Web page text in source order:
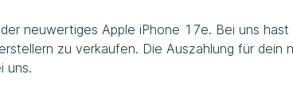
neuwertiges Apple iPhone 17e. Bei uns hast
zu verkaufen. Die Auszahlung für dein
uns.